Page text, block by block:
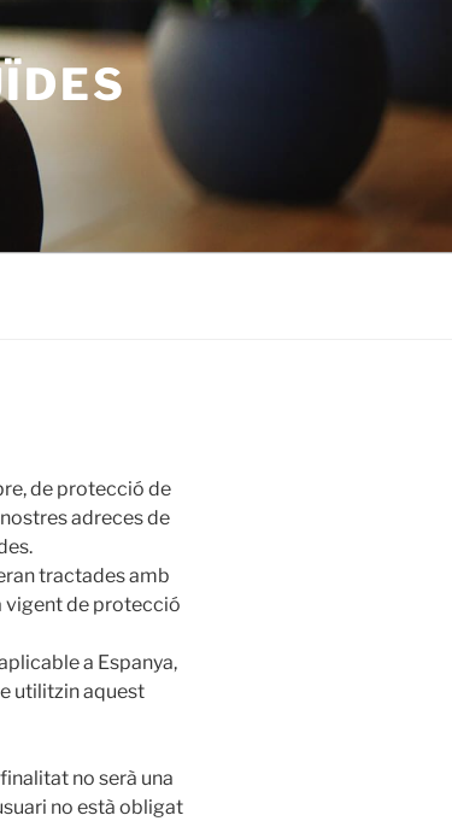
de protecció de
adreces de
tractades amb
vigent de protecció
a Espanya,
utilitzin aquest
no serà una
no està obligat